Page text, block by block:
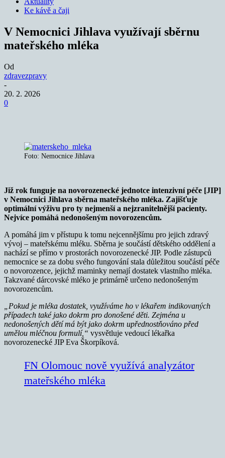
Ke kávě a čaji
V Nemocnici Jihlava využívají sběrnu
mateřského mléka
Od
zdravezpravy
-
20. 2. 2026
0
Foto: Nemocnice Jihlava
Již rok funguje na novorozenecké jednotce intenzivní péče [JIP]
v Nemocnici Jihlava sběrna mateřského mléka. Zajišťuje
optimální výživu pro ty nejmenší a nejzranitelnější pacienty.
Nejvíce pomáhá nedonošeným novorozencům.
A pomáhá jim v přístupu k tomu nejcennějšímu pro jejich zdravý
vývoj – mateřskému mléku. Sběrna je součástí dětského oddělení a
nachází se přímo v prostorách novorozenecké JIP. Podle zástupců
nemocnice se za dobu svého fungování stala důležitou součástí péče
o novorozence, jejichž maminky nemají dostatek vlastního mléka.
Takzvané dárcovské mléko je primárně určeno nedonošeným
novorozencům.
„Pokud je mléka dostatek, využíváme ho v lékařem indikovaných
případech také jako dokrm pro donošené děti. Zejména u
nedonošených dětí má být jako dokrm upřednostňováno před
umělou mléčnou formulí,“ vysvětluje vedoucí lékařka
novorozenecké JIP Eva Škorpíková.
FN Olomouc nově využívá analyzátor
mateřského mléka